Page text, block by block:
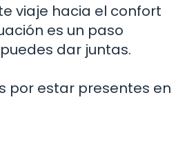
viaje hacia el confort
es un paso
dar juntas.
por estar presentes en